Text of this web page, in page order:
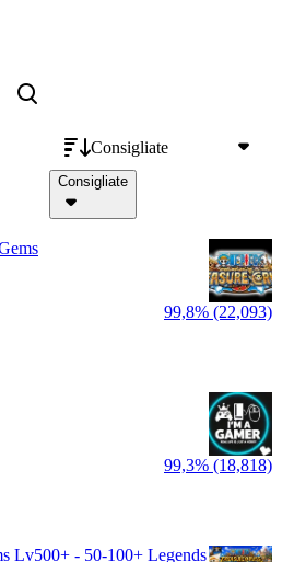
Consigliate
Consigliate
99,8% (22,093)
99,3% (18,818)
Lv500+ - 50-100+ Legends